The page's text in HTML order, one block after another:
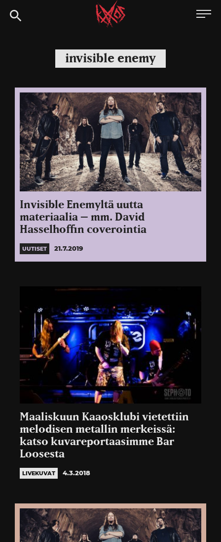
Siirry
suoraan
Kaaoszine
invisible enemy
Invisible Enemyltä uutta
materiaalia – mm. David
Hasselhoffin coverointia
UUTISET 21.7.2019
Maaliskuun Kaaosklubi vietettiin
melodisen metallin merkeissä:
katso kuvareportaasimme Bar
Loosesta
LIVEKUVAT 4.3.2018